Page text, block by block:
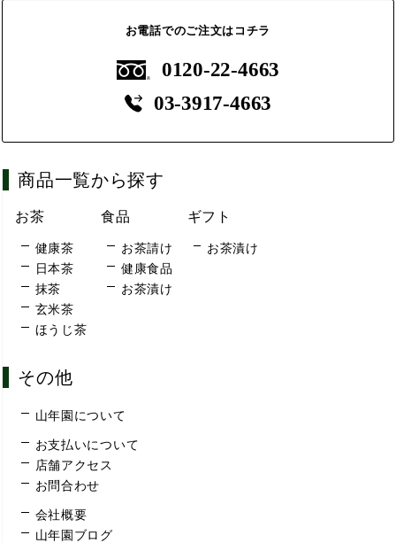
お電話でのご注文はコチラ
0120-22-4663
03-3917-4663
商品一覧から探す
お茶
健康茶
日本茶
抹茶
玄米茶
ほうじ茶
食品
お茶請け
健康食品
お茶漬け
ギフト
お茶漬け
その他
山年園について
お支払いについて
店舗アクセス
お問合わせ
会社概要
山年園ブログ